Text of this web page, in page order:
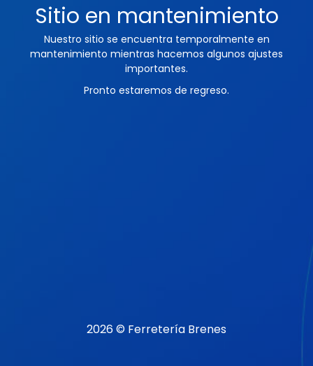
Sitio en mantenimiento
Nuestro sitio se encuentra temporalmente en
mantenimiento mientras hacemos algunos ajustes
importantes.
Pronto estaremos de regreso.
2026 © Ferretería Brenes